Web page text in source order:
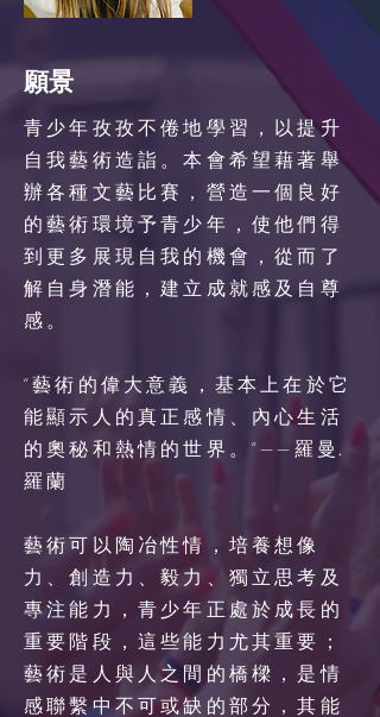
願景
青少年孜孜不倦地學習，以提升
自我藝術造詣。本會希望藉著舉
辦各種文藝比賽，營造一個良好
的藝術環境予青少年，使他們得
到更多展現自我的機會，從而了
解自身潛能，建立成就感及自尊
感。
“藝術的偉大意義，基本上在於它
能顯示人的真正感情、內心生活
的奧秘和熱情的世界。”——羅曼·
羅蘭
藝術可以陶冶性情，培養想像
力、創造力、毅力、獨立思考及
專注能力，青少年正處於成長的
重要階段，這些能力尤其重要；
藝術是人與人之間的橋樑，是情
感聯繫中不可或缺的部分，其能